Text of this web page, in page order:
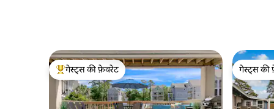
गेस्ट्स का टॉप फ़ेवरेट
गेस्ट्स की फ़ेवरेट
गेस्ट्स की
गेस्ट्स की